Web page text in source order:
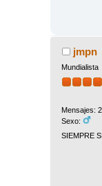
jmpn
Mundialista
Mensajes:
Sexo:
SIEMPRE